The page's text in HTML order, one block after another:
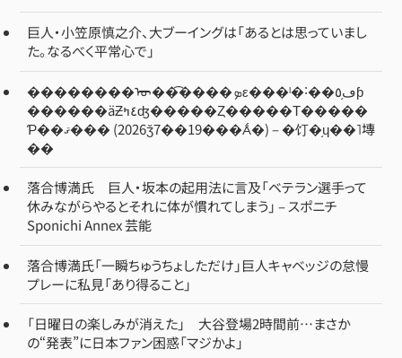
巨人・小笠原慎之介、大ブーイングは「あるとは思っていまし
た。なるべく平常心で」
��������ᡡ��͡����ܤε���ˡ�˸��ڡ֥٥ƥ
������äƵ٤ߤʤ�����Ȥ�����Τ�����
Ƥ��ޤ��� (2026ǯ7��19���Ǻ�) – �饤�֥ɥ��˥塼
��
落合博満氏 巨人・坂本の起用法に言及「ベテラン選手って
休みながらやるとそれに体が慣れてしまう」 – スポニチ
Sponichi Annex 芸能
落合博満氏「一瞬ちゅうちょしただけ」巨人キャベッジの怠慢
プレーに私見「あり得ること」
「日曜日の楽しみが消えた」 大谷登場2時間前…まさか
の“発表”に日本ファン困惑「マジかよ」